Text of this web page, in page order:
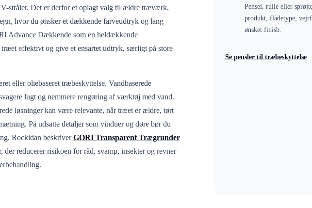
stråler. Det er derfor et oplagt valg til ældre træværk,
hvor du ønsker et dækkende farveudtryk og lang
Advance Dækkende som en heldækkende
effektivt og give et ensartet udtryk, særligt på store
eller oliebaseret træbeskyttelse. Vandbaserede
lugt og nemmere rengøring af værktøj med vand.
løsninger kan være relevante, når træet er ældre, tørt
På udsatte detaljer som vinduer og døre bør du
Rockidan beskriverGORI Transparent Trægrunder
der reducerer risikoen for råd, svamp, insekter og revner
Pensel, rulle eller
produkt, fladetype,
ønsket finish.
Se pensler til træbeskyttelse